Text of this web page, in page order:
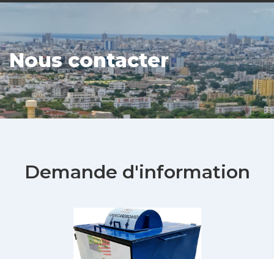
Nous contacter
Demande d'information